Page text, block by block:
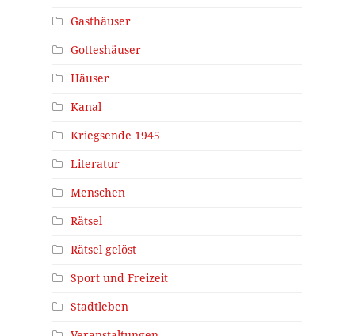
Gasthäuser
Gotteshäuser
Häuser
Kanal
Kriegsende 1945
Literatur
Menschen
Rätsel
Rätsel gelöst
Sport und Freizeit
Stadtleben